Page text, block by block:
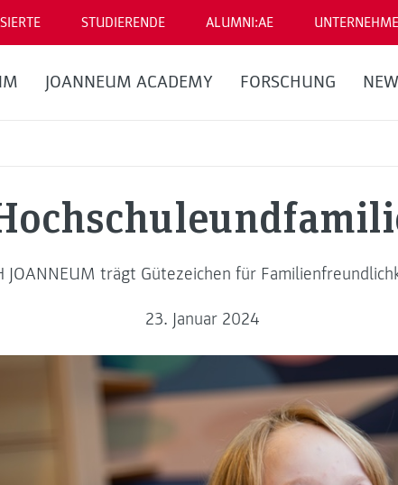
STUDIERENDE ALUMNI:AE
JOANNEUM ACADEMY FORSCHUNG
JOANNEUM trägt Gütezeichen für
23. Januar 2024